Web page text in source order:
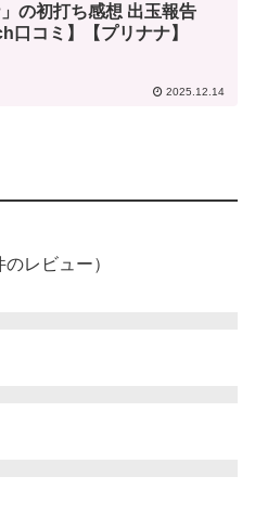
の初打ち感想 出玉報告
口コミ】【プリナナ】
2025.12.14
レビュー）